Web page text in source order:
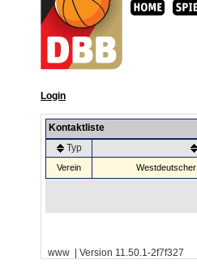
Login
Kontaktliste
Typ
Verein
www | Version 11.50.1-2f7f327